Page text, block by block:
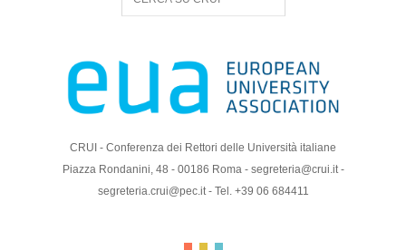
c
CRUI - Conferenza dei Rettori delle Università italiane
Piazza Rondanini, 48 - 00186 Roma - segreteria@crui.it -
segreteria.crui@pec.it - Tel. +39 06 684411